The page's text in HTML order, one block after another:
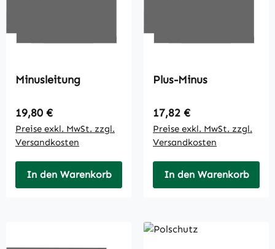
Minusleitung
Regulärer Preis:
19,80 €
Preise exkl. MwSt. zzgl.
Versandkosten
In den Warenkorb
Plus-Minus
Regulärer Preis:
17,82 €
Preise exkl. MwSt. zzgl.
Versandkosten
In den Warenkorb